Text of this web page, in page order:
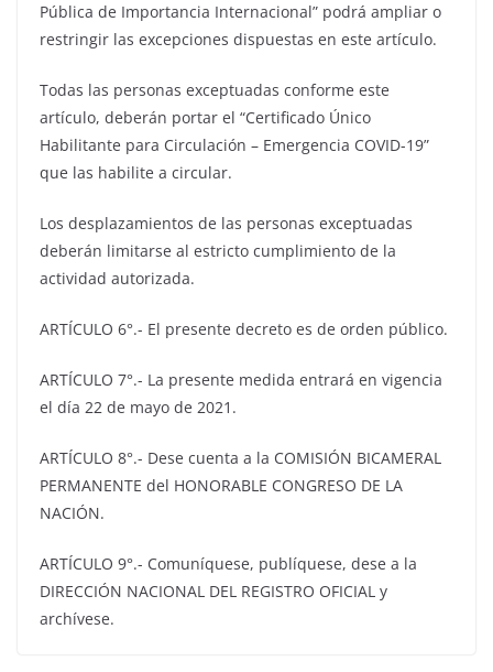
Pública de Importancia Internacional” podrá ampliar o
restringir las excepciones dispuestas en este artículo.
Todas las personas exceptuadas conforme este
artículo, deberán portar el “Certificado Único
Habilitante para Circulación – Emergencia COVID-19”
que las habilite a circular.
Los desplazamientos de las personas exceptuadas
deberán limitarse al estricto cumplimiento de la
actividad autorizada.
ARTÍCULO 6°.- El presente decreto es de orden público.
ARTÍCULO 7°.- La presente medida entrará en vigencia
el día 22 de mayo de 2021.
ARTÍCULO 8°.- Dese cuenta a la COMISIÓN BICAMERAL
PERMANENTE del HONORABLE CONGRESO DE LA
NACIÓN.
ARTÍCULO 9°.- Comuníquese, publíquese, dese a la
DIRECCIÓN NACIONAL DEL REGISTRO OFICIAL y
archívese.